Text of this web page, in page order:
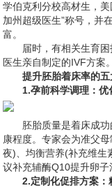
学伯克利分校高材生，
加州超级医生”称号，并
富。
届时，有相关生育
医生亲自制定的IVF方案。
提升胚胎着床率的
1.孕前科学调理：优
胚胎质量是着床成
康程度。专家会为准父
夜)、均衡营养(补充维生
议补充辅酶Q10提升卵子
2.定制化促排方案